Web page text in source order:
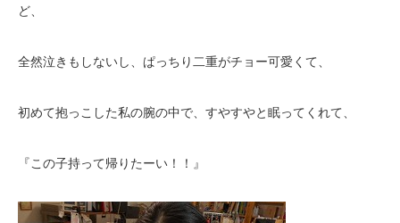
ど、
全然泣きもしないし、ぱっちり二重がチョー可愛くて、
初めて抱っこした私の腕の中で、すやすやと眠ってくれて、
『この子持って帰りたーい！！』